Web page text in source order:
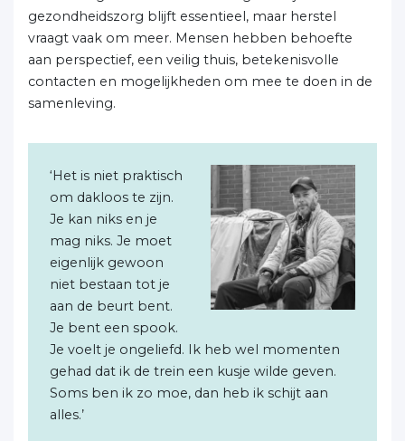
gezondheidszorg blijft essentieel, maar herstel
vraagt vaak om meer. Mensen hebben behoefte
aan perspectief, een veilig thuis, betekenisvolle
contacten en mogelijkheden om mee te doen in de
samenleving.
‘Het is niet praktisch
om dakloos te zijn.
Je kan niks en je
mag niks. Je moet
eigenlijk gewoon
niet bestaan tot je
aan de beurt bent.
Je bent een spook.
Je voelt je ongeliefd. Ik heb wel momenten
gehad dat ik de trein een kusje wilde geven.
Soms ben ik zo moe, dan heb ik schijt aan
alles.’